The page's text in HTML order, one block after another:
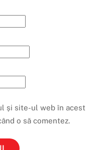
și site-ul web în acest
o să comentez.